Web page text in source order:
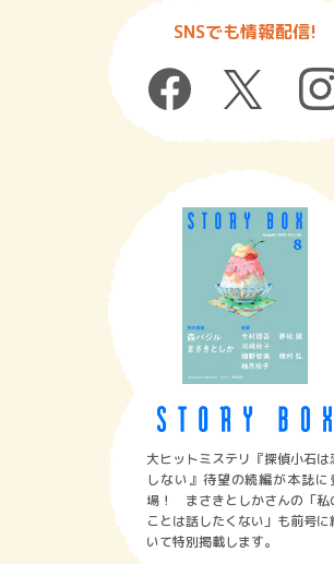
SNSでも情報配信!
大ヒットミステリ『探偵小石は
しない』待望の続編が本誌に
場！ まさきとしかさんの「私
ことは話したくない」も前号に
いて特別掲載します。